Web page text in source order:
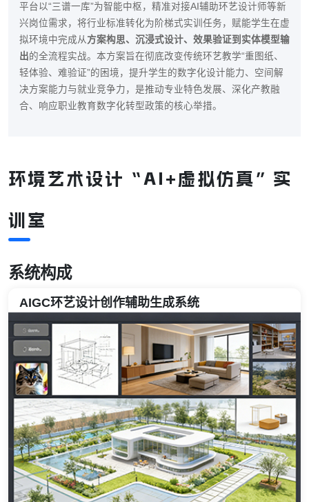
平台以“三谱一库”为智能中枢，精准对接AI辅助环艺设计师等新
兴岗位需求，将行业标准转化为阶梯式实训任务，赋能学生在虚
拟环境中完成从 方案构思、沉浸式设计、效果验证到实体模型输
出的全流程实战。本方案旨在彻底改变传统环艺教学“重图纸、
轻体验、难验证”的困境，提升学生的数字化设计能力、空间解
决方案能力与就业竞争力，是推动专业特色发展、深化产教融
合、响应职业教育数字化转型政策的核心举措。
环境艺术设计“AI+虚拟仿真”实
训室
系统构成
AIGC环艺设计创作辅助生成系统